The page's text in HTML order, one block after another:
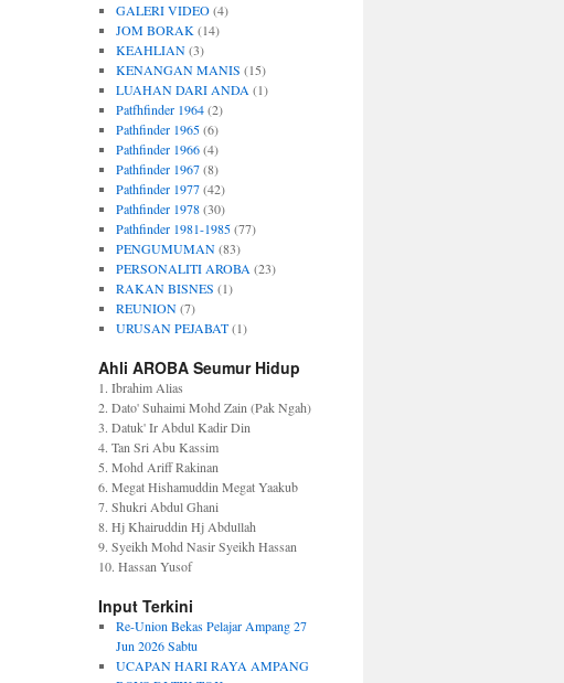
GALERI VIDEO(4)
JOM BORAK (14)
KEAHLIAN(3)
KENANGAN MANIS (15)
LUAHAN DARI ANDA (1)
Patfhfinder 1964(2)
Pathfinder 1965(6)
Pathfinder 1966(4)
Pathfinder 1967(8)
Pathfinder 1977(42)
Pathfinder 1978(30)
Pathfinder 1981-1985(77)
PENGUMUMAN(83)
PERSONALITI AROBA (23)
RAKAN BISNES (1)
REUNION(7)
URUSAN PEJABAT(1)
Ahli AROBA Seumur Hidup
1. Ibrahim Alias
2. Dato' Suhaimi Mohd Zain (Pak Ngah)
3. Datuk' Ir Abdul Kadir Din
4. Tan Sri Abu Kassim
5. Mohd Ariff Rakinan
6. Megat Hishamuddin Megat Yaakub
7. Shukri Abdul Ghani
8. Hj Khairuddin Hj Abdullah
9. Syeikh Mohd Nasir Syeikh Hassan
10. Hassan Yusof
Input Terkini
Re-Union Bekas Pelajar Ampang 27
Jun 2026 Sabtu
UCAPAN HARI RAYA AMPANG